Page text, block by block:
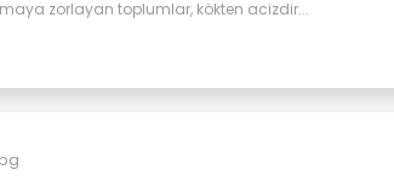
zorlayan toplumlar, kökten acizdir...